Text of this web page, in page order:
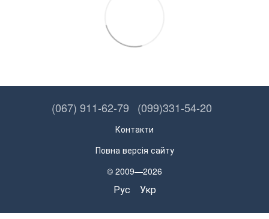
(067) 911-62-79 (099)331-54-20
Контакти
Повна версія сайту
© 2009—2026
Рус Укр